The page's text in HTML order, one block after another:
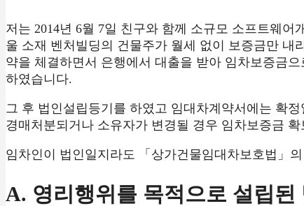
저는 2014년 6월 7일 친구와 함께 소규모 소프트웨
울 소재 벤처빌딩의 건물주가 월세 없이 보증금만 내
약을 체결하면서 은행에서 대출을 받아 임차보증금
하였습니다.
그 후 법인설립등기를 하였고 임대차계약서에는 확
경매처분되거나 소유자가 변경될 경우 임차보증금
임차인이 법인일지라도 「상가건물임대차보호법」
A. 영리행위를 목적으로 설립된